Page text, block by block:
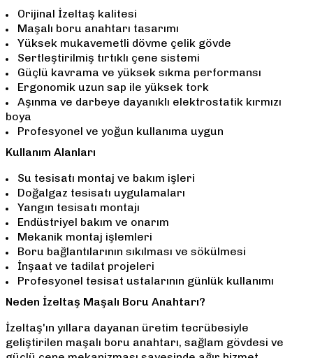
Orijinal İzeltaş kalitesi
Maşalı boru anahtarı tasarımı
Yüksek mukavemetli dövme çelik gövde
Sertleştirilmiş tırtıklı çene sistemi
Güçlü kavrama ve yüksek sıkma performansı
Ergonomik uzun sap ile yüksek tork
Aşınma ve darbeye dayanıklı elektrostatik kırmızı
boya
Profesyonel ve yoğun kullanıma uygun
Kullanım Alanları
Su tesisatı montaj ve bakım işleri
Doğalgaz tesisatı uygulamaları
Yangın tesisatı montajı
Endüstriyel bakım ve onarım
Mekanik montaj işlemleri
Boru bağlantılarının sıkılması ve sökülmesi
İnşaat ve tadilat projeleri
Profesyonel tesisat ustalarının günlük kullanımı
Neden İzeltaş Maşalı Boru Anahtarı?
İzeltaş'ın yıllara dayanan üretim tecrübesiyle
geliştirilen maşalı boru anahtarı, sağlam gövdesi ve